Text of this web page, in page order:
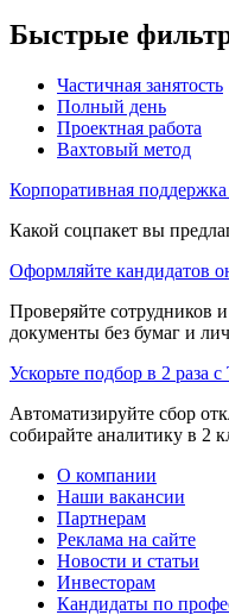
Быстрые
Частичная занятость
Полный день
Проектная работа
Вахтовый метод
Корпоративная поддержка
Какой соцпакет вы
Оформляйте кандидатов
Проверяйте сотрудников
документы без бумаг и
Ускорьте подбор в 2 раза
Автоматизируйте сбор
собирайте аналитику в 2
О компании
Наши вакансии
Партнерам
Реклама на сайте
Новости и статьи
Инвесторам
Кандидаты по